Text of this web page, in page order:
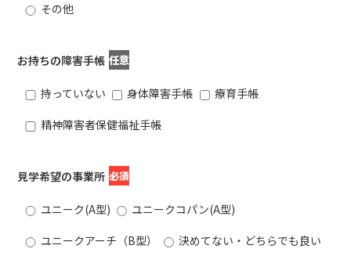
その他
お持ちの障害手帳 任意
持っていない 身体障害手帳
療育手帳
精神障害者保健福祉手帳
見学希望の事業所 必須
ユニーク(A型)
ユニークコパン(A型)
ユニークアーチ（B型）
決めてない・どちらでも良い